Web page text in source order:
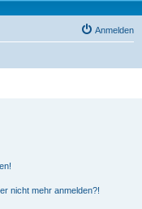
Anmelden
nicht mehr anmelden?!